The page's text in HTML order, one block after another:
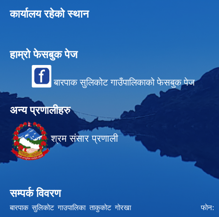
कार्यालय रहेको स्थान
हाम्रो फेसबुक पेज
बारपाक सुलिकोट गाउँपालिकाको फेसबुक पेज
अन्य प्रणालीहरु
श्रम संसार प्रणाली
सम्पर्क विवरण
बारपाक सुलिकोट गाउपालिका ताकुकोट गोरखा फोन: